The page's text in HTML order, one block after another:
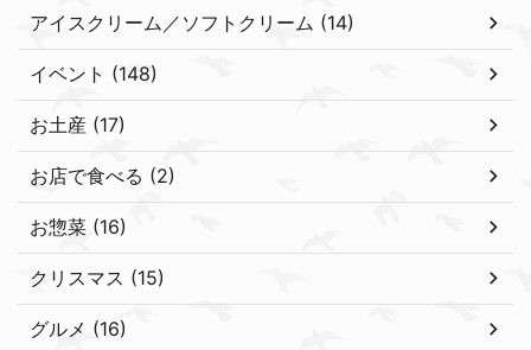
アイスクリーム／ソフトクリーム (14)
イベント (148)
お土産 (17)
お店で食べる (2)
お惣菜 (16)
クリスマス (15)
グルメ (16)